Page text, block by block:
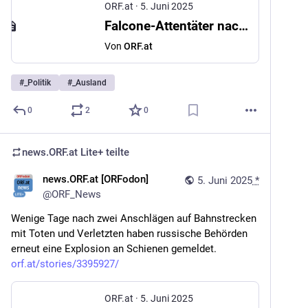
ORF.at · 5. Juni 2025
Falcone-Attentäter nach drei Jahrzehnten auf freiem Fuß
Von ORF.at
# _Politik # _Ausland
0 2 0
news.ORF.at Lite+ teilte
5. Juni 2025 *
news.ORF.at [ORFodon]
@ORF_News
Wenige Tage nach zwei Anschlägen auf Bahnstrecken
mit Toten und Verletzten haben russische Behörden
erneut eine Explosion an Schienen gemeldet.
orf.at/stories/3395927/
ORF.at · 5. Juni 2025